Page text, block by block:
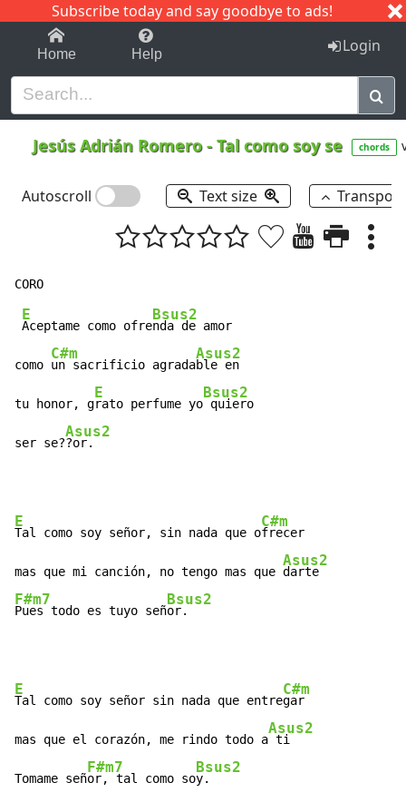
Subscribe today and say goodbye to ads!
1-9 C I J
Home Help Login
Jesús Adrián Romero-Tal como soy se chords
Autoscroll Text size
E
Aceptame como ofre
Bsus2
nda de amor
como
C#m
un sacrificio agrada
Asus2
ble en
tu honor, g
E
rato perfume yo
Bsus2
quiero
ser se?
Asus2
?or.
E
Tal como soy señor, sin nada que o
C#m
frecer
mas que mi canción, no tengo mas que
Asus2
F#m7
Pues todo es tuyo señ
Bsus2
or.
E
Tal como soy señor sin nada que entre
C#m
gar
mas que el corazón, me rindo todo a
Asus2
ti
Tomame señ
F#m7
or, tal como so
Bsus2
y.